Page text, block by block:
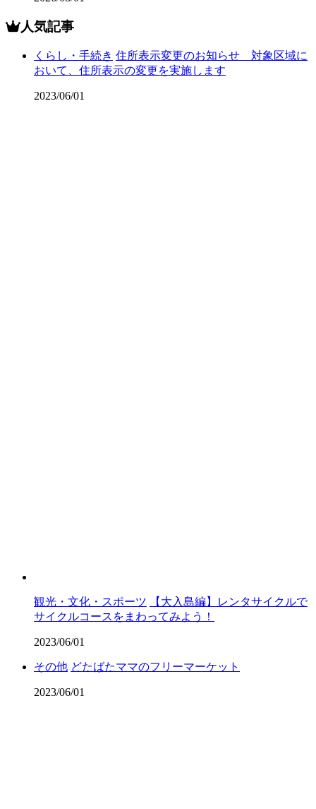
人気記事
くらし・手続き 住所表示変更のお知らせ 対象区域に
おいて、住所表示の変更を実施します
2023/06/01
観光・文化・スポーツ
【大入島編】レンタサイクルで
サイクルコースをまわってみよう！
2023/06/01
その他 どたばたママのフリーマーケット
2023/06/01